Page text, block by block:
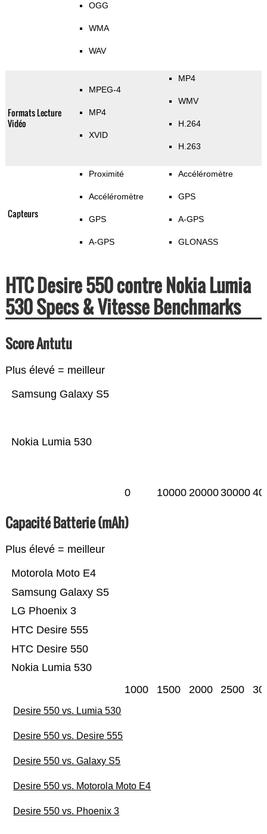
OGG
WMA
WAV
Formats Lecture
Vidéo
MPEG-4
MP4
XVID
MP4
WMV
H.264
H.263
Capteurs
Proximité
Accéléromètre
GPS
A-GPS
Accéléromètre
GPS
A-GPS
GLONASS
HTC Desire 550 contre Nokia Lumia
530 Specs & Vitesse Benchmarks
Score Antutu
Plus élevé = meilleur
Nokia Lumia 530
Samsung Galaxy S5
0 10000 2000030000
Capacité Batterie (mAh)
Plus élevé = meilleur
Nokia Lumia 530
HTC Desire 550
HTC Desire 555
LG Phoenix 3
Samsung Galaxy S5
Motorola Moto E4
1000 1500 2000 2500
Desire 550 vs. Lumia 530
Desire 550 vs. Desire 555
Desire 550 vs. Galaxy S5
Desire 550 vs. Motorola Moto E4
Desire 550 vs. Phoenix 3